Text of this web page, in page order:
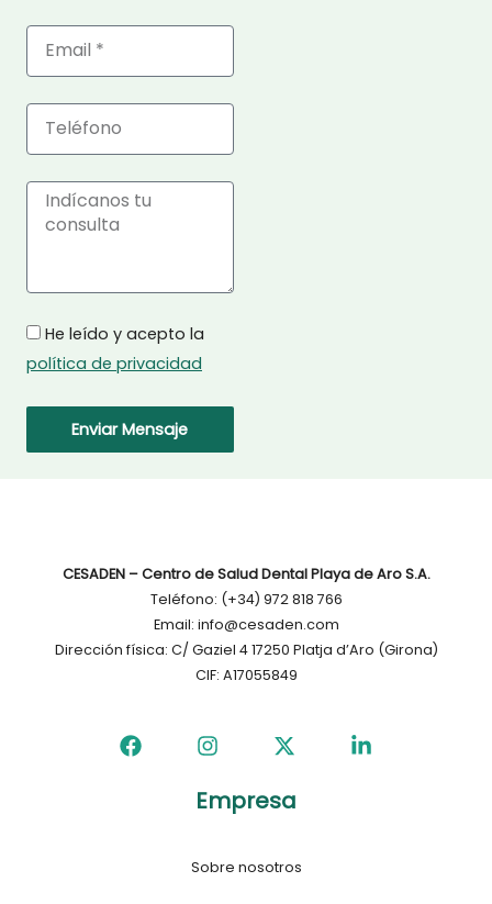
Telefono
Mensaje
Privacidad
He leído y acepto la
política de privacidad
Enviar Mensaje
CESADEN – Centro de Salud Dental Playa de Aro S.A.
Teléfono: (+34) 972 818 766
Email: info@cesaden.com
Dirección física: C/ Gaziel 4 17250 Platja d’Aro (Girona)
CIF: A17055849
Empresa
Sobre nosotros